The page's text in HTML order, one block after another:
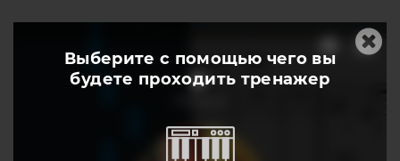
Выберите с помощью чего вы
будете проходить тренажер